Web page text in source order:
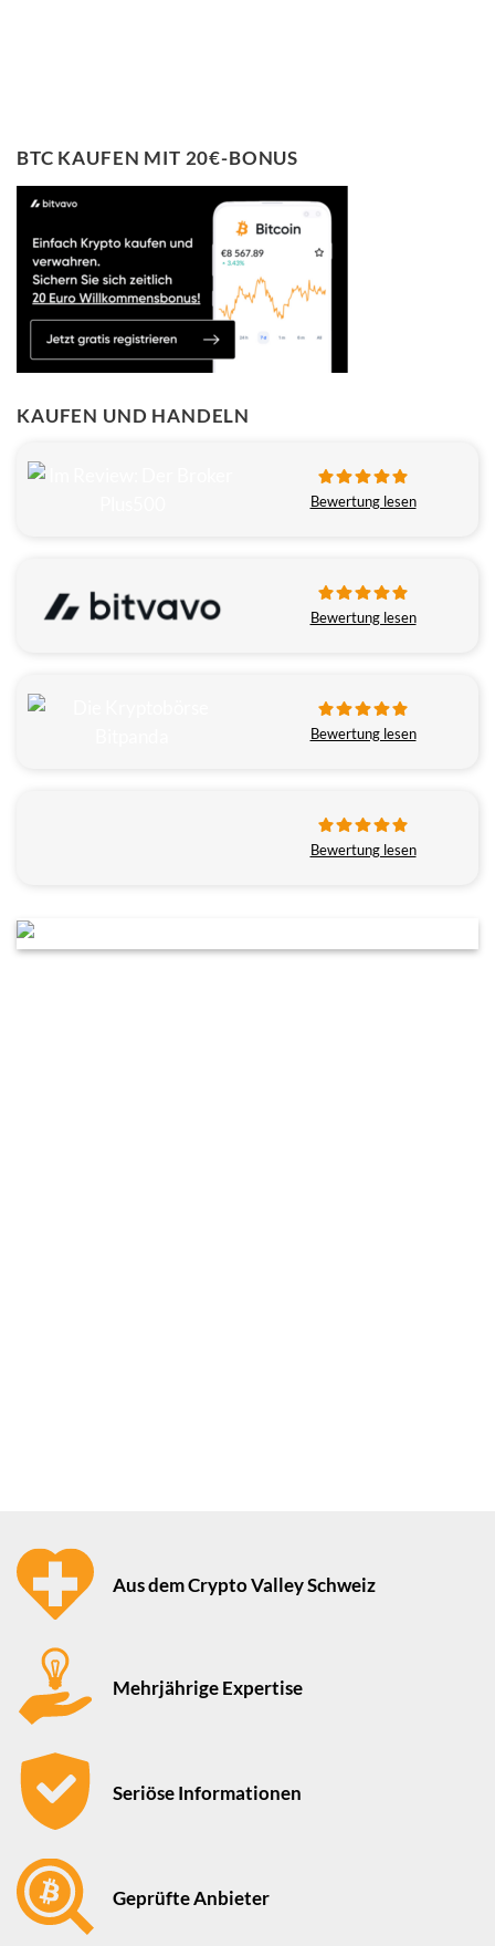
BTC KAUFEN MIT 20€-BONUS
KAUFEN UND HANDELN
Bewertung lesen
Bewertung lesen
Bewertung lesen
Bewertung lesen
Aus dem Crypto Valley Schweiz
Mehrjährige Expertise
Seriöse Informationen
Geprüfte Anbieter